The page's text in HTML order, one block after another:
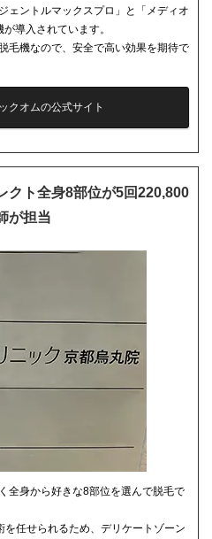
ェントルマックスプロ」と「メディオ
導入されています。
毛機なので、安全で高い効果を期待で
クオムの公式サイト
クト全身8部位が5回220,800
が担当
全身から好きな8部位を選んで脱毛で
任せられるため、デリケートゾーン